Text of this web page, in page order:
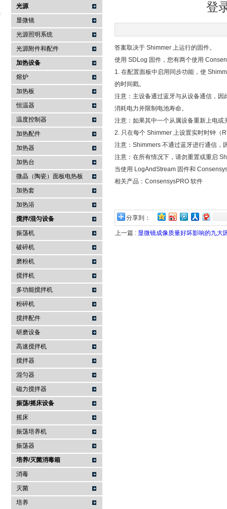
武汉提沃克科技有限公司
光源
显微镜
光源照明系统
光源附件和配件
加热设备
熔炉
加热板
恒温器
温度控制器
加热配件
加热器
加热台
微晶（陶瓷）面板电热板
加热套
加热浴
搅拌/混匀设备
振荡机
破碎机
磨粉机
搅拌机
多功能搅拌机
粉碎机
搅拌配件
研磨设备
高速搅拌机
搅拌器
混匀器
磁力搅拌器
振荡/摇床设备
摇床
振荡培养机
振荡器
培养/灭菌消毒箱
消毒
灭菌
培养
登
答案取决于 Shimmer 上运行的固件。
使用 SDLog 固件，您有两个使用
1. 在配置面板中启用同步功能，使
的时间戳。
注意：主设备通过蓝牙与从设备通信，
消耗电力并限制电池寿命。
注意：如果其中一个从属设备重新上电
2. 只在每个 Shimmer 上设置实时时钟（
注意：Shimmers 不通过蓝牙进行通信，
注意：在所有情况下，请勿重置或重启
当使用 LogAndStream 固件和
相关产品：ConsensysPRO 软件
分享到：
上一篇 : 显微镜成像质量好坏影响的九大